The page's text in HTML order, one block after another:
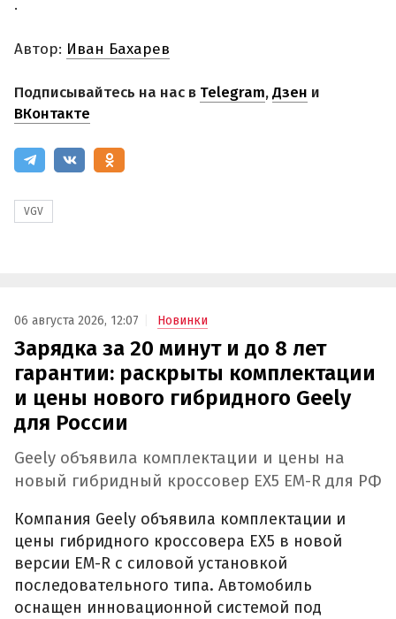
.
Автор: Иван Бахарев
Подписывайтесь на нас в Telegram,Дзен и
ВКонтакте
VGV
06 августа 2026, 12:07 Новинки
Зарядка за 20 минут и до 8 лет
гарантии: раскрыты комплектации
и цены нового гибридного Geely
для России
Geely объявила комплектации и цены на
новый гибридный кроссовер EX5 EM-R для РФ
Компания Geely объявила комплектации и
цены гибридного кроссовера EX5 в новой
версии EM-R с силовой установкой
последовательного типа. Автомобиль
оснащен инновационной системой под